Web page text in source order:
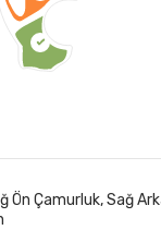
Ön Çamurluk, Sağ